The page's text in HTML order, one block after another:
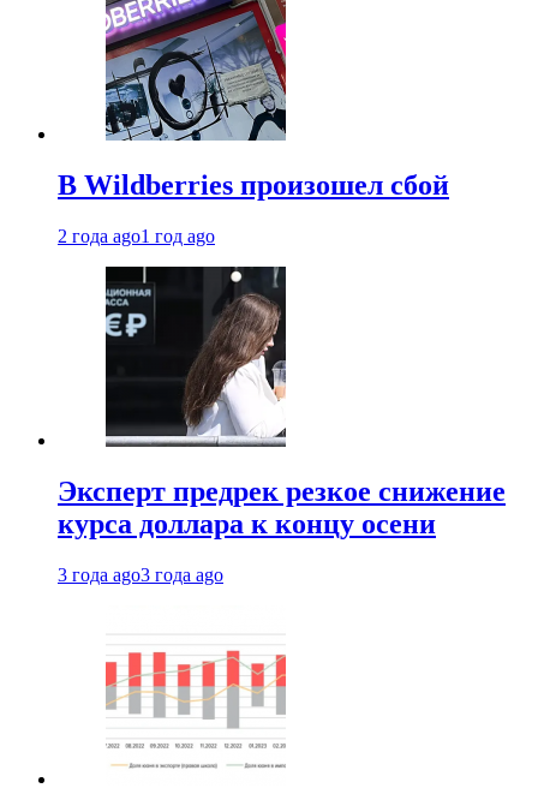
В Wildberries произошел сбой
2 года ago1 год ago
Эксперт предрек резкое снижение
курса доллара к концу осени
3 года ago3 года ago